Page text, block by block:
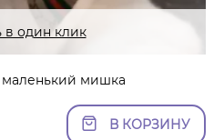
в один клик
мишка
В КОРЗИНУ